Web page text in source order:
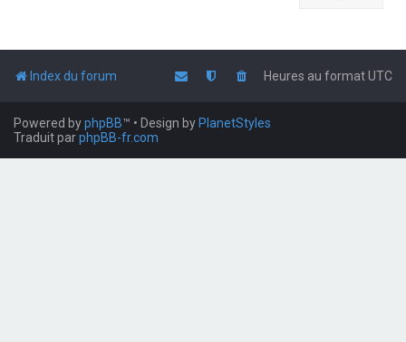
Index du forum Heures au formatUTC
Powered byphpBB™ • Design by PlanetStyles
Traduit parphpBB-fr.com